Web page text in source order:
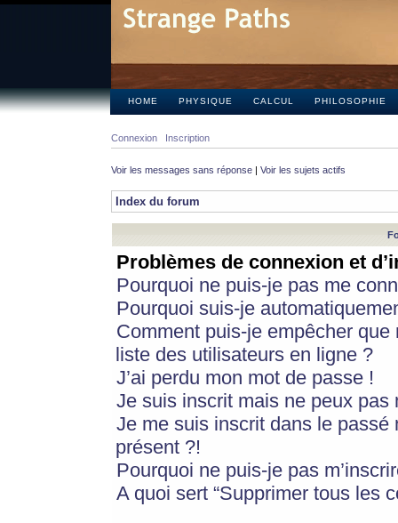
HOME PHYSIQUE CALCUL PHILOSOPHIE
Connexion Inscription
Voir les messages sans réponse | Voir les sujets actifs
Index du forum
Problèmes de connexion et
Pourquoi ne puis-je pas me
Pourquoi suis-je
Comment puis-je empêcher
liste des utilisateurs en ligne ?
J’ai perdu mon mot de passe !
Je suis inscrit mais ne peux pas
Je me suis inscrit dans le
présent ?!
Pourquoi ne puis-je pas
A quoi sert “Supprimer tous les